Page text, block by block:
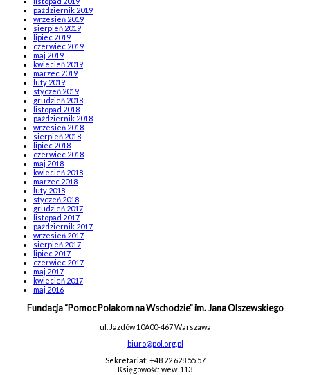
październik 2019
wrzesień 2019
sierpień 2019
lipiec 2019
czerwiec 2019
maj 2019
kwiecień 2019
marzec 2019
luty 2019
styczeń 2019
grudzień 2018
listopad 2018
październik 2018
wrzesień 2018
sierpień 2018
lipiec 2018
czerwiec 2018
maj 2018
kwiecień 2018
marzec 2018
luty 2018
styczeń 2018
grudzień 2017
listopad 2017
październik 2017
wrzesień 2017
sierpień 2017
lipiec 2017
czerwiec 2017
maj 2017
kwiecień 2017
maj 2016
Fundacja “Pomoc Polakom na Wschodzie” im. Jana Olszewskiego
ul. Jazdów 10A00-467 Warszawa
biuro@pol.org.pl
Sekretariat: +48 22 628 55 57
Księgowość: wew. 113